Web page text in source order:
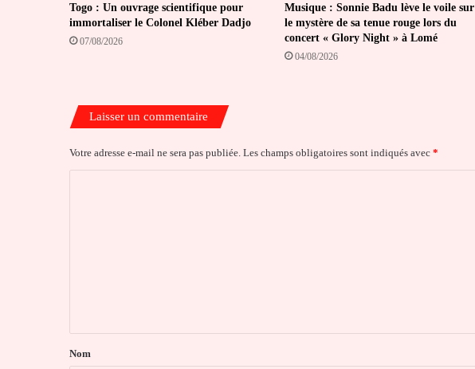
Togo : Un ouvrage scientifique pour
immortaliser le Colonel Kléber Dadjo
07/08/2026
Musique : Sonnie Badu lève le voile sur
le mystère de sa tenue rouge lors du
concert « Glory Night » à Lomé
04/08/2026
Laisser un commentaire
Votre adresse e-mail ne sera pas publiée. Les champs obligatoires sont indiqués avec *
a
Nom